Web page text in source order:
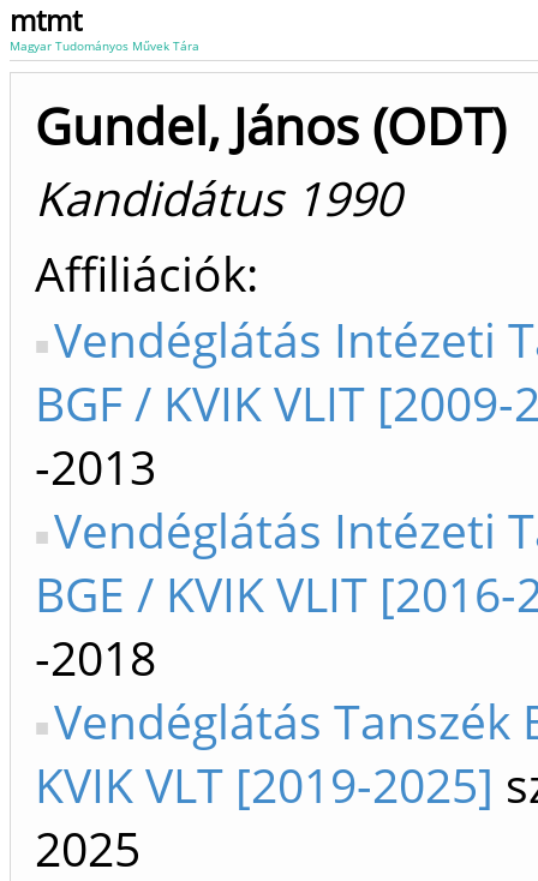
mtmt
Magyar Tudományos Művek Tára
Gundel, János (ODT)
Kandidátus 1990
Affiliációk
Vendéglátás Intézeti
BGF / KVIK VLIT [2009-
-2013
Vendéglátás Intézeti
BGE / KVIK VLIT
-2018
Vendéglátás Tanszék
KVIK VLT [2019-2025]
2025